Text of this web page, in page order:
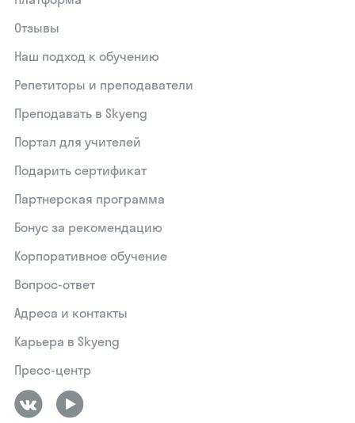
Отзывы
Наш подход к обучению
Репетиторы и преподаватели
Преподавать в Skyeng
Портал для учителей
Подарить сертификат
Партнерская программа
Бонус за рекомендацию
Корпоративное обучение
Вопрос-ответ
Адреса и контакты
Карьера в Skyeng
Пресс-центр